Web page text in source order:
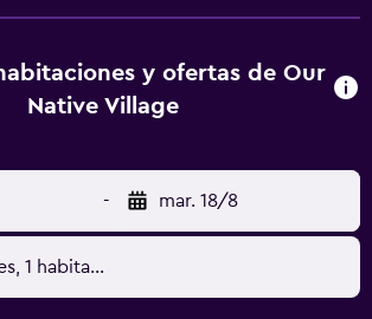
se incluyen escritorio, periódicos
Los baños están equipados con
al aire libre y piscina infantil. Se
las actividades de ocio y esparcimiento
abajo en las instalaciones o cerca del
que se aplique un recargo).
y ofertas de Our
Native Village
- mar. 18/8
1 habitación